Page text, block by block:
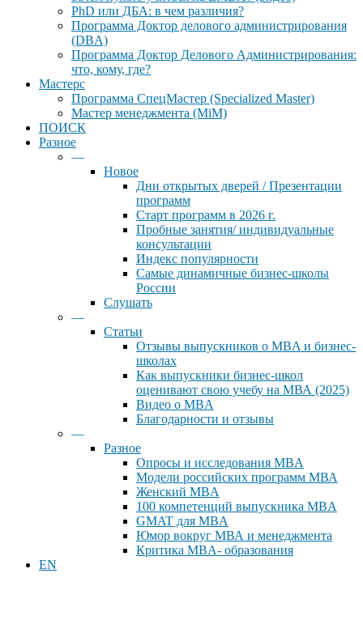
PhD или ДБА: в чем различия?
Программа Доктор делового администрирования
(DBА)
Программа Доктор Делового Администрирования:
что, кому, где?
Мастерс
Программа СпецМастер (Specialized Master)
Мастер менеджмента (MiM)
ПОИСК
Разное
—
Новое
Дни открытых дверей / Презентации
программ
Старт программ в 2026 г.
Пробные занятия/ индивидуальные
консультации
Индекс популярности
Самые динамичные бизнес-школы
России
Слушать
—
Статьи
Отзывы выпускников о MBA и бизнес-
школах
Как выпускники бизнес-школ
оценивают свою учебу на МВА (2025)
Видео о MBA
Благодарности и отзывы
—
Разное
Опросы и исследования MBA
Модели российских программ МВА
Женский MBA
100 компетенций выпускника MBA
GMAT для MBA
Юмор вокруг МВА и менеджмента
Критика MBA- образования
EN